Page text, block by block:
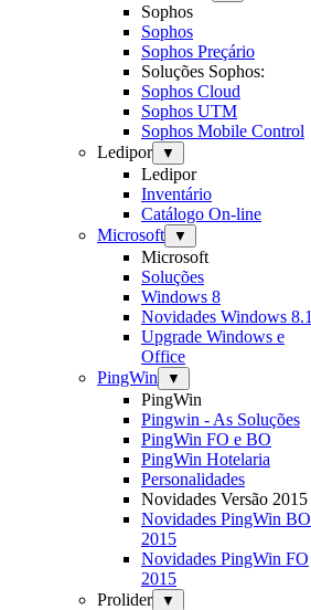
Sophos
Sophos
Sophos Preçário
Soluções Sophos:
Sophos Cloud
Sophos UTM
Sophos Mobile Control
Ledipor
▼
Ledipor
Inventário
Catálogo On-line
Microsoft
▼
Microsoft
Soluções
Windows 8
Novidades Windows 8.1
Upgrade Windows e
Office
PingWin
▼
PingWin
Pingwin - As Soluções
PingWin FO e BO
PingWin Hotelaria
Personalidades
Novidades Versão 2015
Novidades PingWin BO
2015
Novidades PingWin FO
2015
Prolider
▼